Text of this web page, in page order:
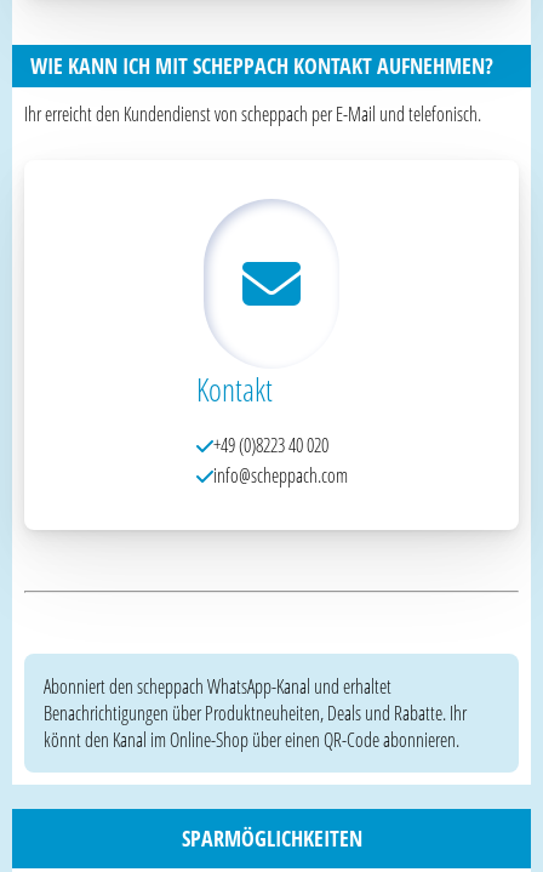
WIE KANN ICH MIT SCHEPPACH KONTAKT AUFNEHMEN?
Ihr erreicht den Kundendienst von scheppach per E-Mail und telefonisch.
Kontakt
+49 (0)8223 40 020
info@scheppach.com
Abonniert den scheppach WhatsApp-Kanal und erhaltet
Benachrichtigungen über Produktneuheiten, Deals und Rabatte. Ihr
könnt den Kanal im Online-Shop über einen QR-Code abonnieren.
SPARMÖGLICHKEITEN